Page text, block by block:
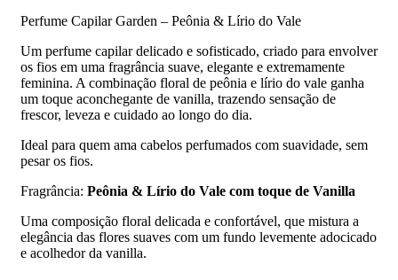
Perfume Capilar Garden – Peônia & Lírio do Vale
Um perfume capilar delicado e sofisticado, criado para envolver
os fios em uma fragrância suave, elegante e extremamente
feminina. A combinação floral de peônia e lírio do vale ganha
um toque aconchegante de vanilla, trazendo sensação de
frescor, leveza e cuidado ao longo do dia.
Ideal para quem ama cabelos perfumados com suavidade, sem
pesar os fios.
Fragrância: Peônia & Lírio do Vale com toque de Vanilla
Uma composição floral delicada e confortável, que mistura a
elegância das flores suaves com um fundo levemente adocicado
e acolhedor da vanilla.